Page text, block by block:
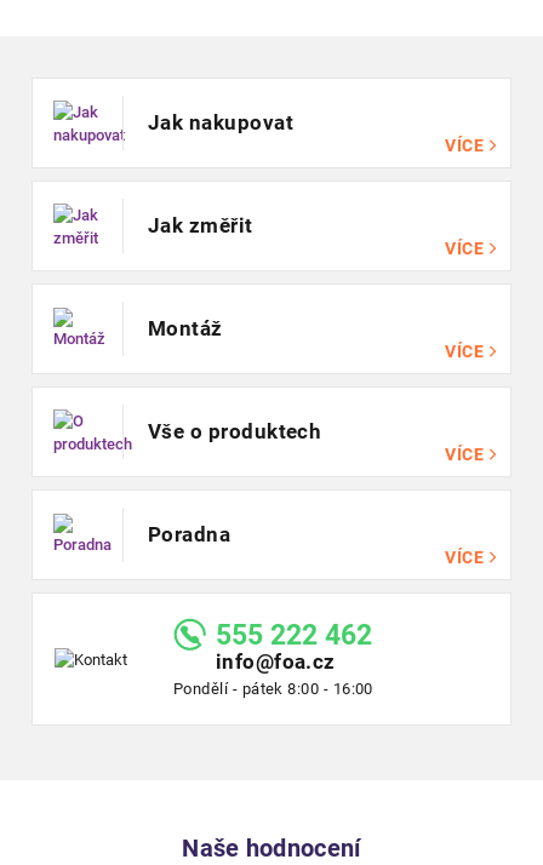
Jak nakupovat
VÍCE
Jak změřit
VÍCE
Montáž
VÍCE
Vše o produktech
VÍCE
Poradna
VÍCE
555 222 462
info@foa.cz
Pondělí - pátek 8:00 - 16:00
Naše hodnocení